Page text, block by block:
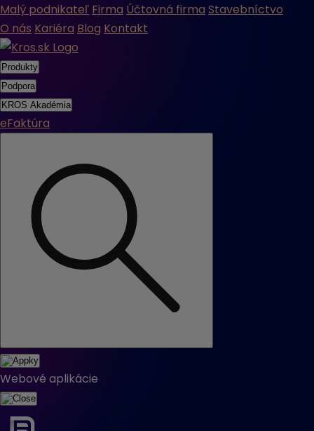
Malý podnikateľ Firma Účtovná firma Stavebníctvo
O nás Kariéra Blog Kontakt
Produkty
Podpora
KROS Akadémia
eFaktúra
Webové aplikácie